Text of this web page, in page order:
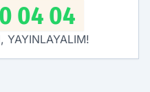
04 04
YAYINLAYALIM!